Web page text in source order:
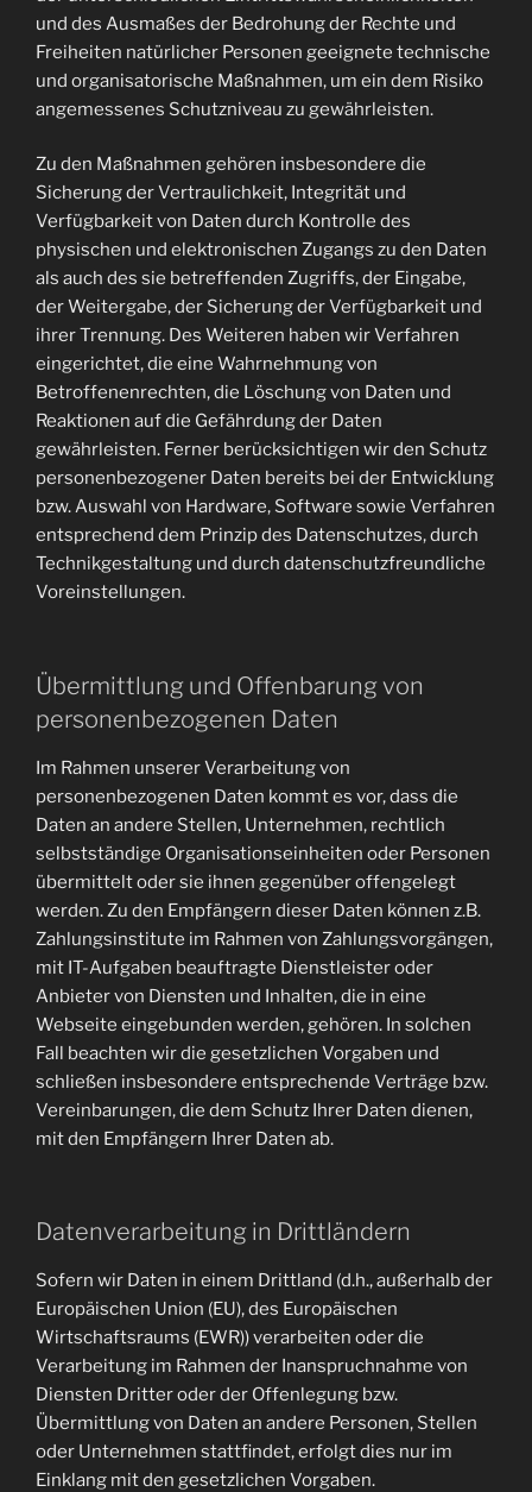
und des Ausmaßes der Bedrohung der Rechte und
Freiheiten natürlicher Personen geeignete technische
und organisatorische Maßnahmen, um ein dem Risiko
angemessenes Schutzniveau zu gewährleisten.
Zu den Maßnahmen gehören insbesondere die
Sicherung der Vertraulichkeit, Integrität und
Verfügbarkeit von Daten durch Kontrolle des
physischen und elektronischen Zugangs zu den Daten
als auch des sie betreffenden Zugriffs, der Eingabe,
der Weitergabe, der Sicherung der Verfügbarkeit und
ihrer Trennung. Des Weiteren haben wir Verfahren
eingerichtet, die eine Wahrnehmung von
Betroffenenrechten, die Löschung von Daten und
Reaktionen auf die Gefährdung der Daten
gewährleisten. Ferner berücksichtigen wir den Schutz
personenbezogener Daten bereits bei der Entwicklung
bzw. Auswahl von Hardware, Software sowie Verfahren
entsprechend dem Prinzip des Datenschutzes, durch
Technikgestaltung und durch datenschutzfreundliche
Voreinstellungen.
Übermittlung und Offenbarung von
personenbezogenen Daten
Im Rahmen unserer Verarbeitung von
personenbezogenen Daten kommt es vor, dass die
Daten an andere Stellen, Unternehmen, rechtlich
selbstständige Organisationseinheiten oder Personen
übermittelt oder sie ihnen gegenüber offengelegt
werden. Zu den Empfängern dieser Daten können z.B.
Zahlungsinstitute im Rahmen von Zahlungsvorgängen,
mit IT-Aufgaben beauftragte Dienstleister oder
Anbieter von Diensten und Inhalten, die in eine
Webseite eingebunden werden, gehören. In solchen
Fall beachten wir die gesetzlichen Vorgaben und
schließen insbesondere entsprechende Verträge bzw.
Vereinbarungen, die dem Schutz Ihrer Daten dienen,
mit den Empfängern Ihrer Daten ab.
Datenverarbeitung in Drittländern
Sofern wir Daten in einem Drittland (d.h., außerhalb der
Europäischen Union (EU), des Europäischen
Wirtschaftsraums (EWR)) verarbeiten oder die
Verarbeitung im Rahmen der Inanspruchnahme von
Diensten Dritter oder der Offenlegung bzw.
Übermittlung von Daten an andere Personen, Stellen
oder Unternehmen stattfindet, erfolgt dies nur im
Einklang mit den gesetzlichen Vorgaben.